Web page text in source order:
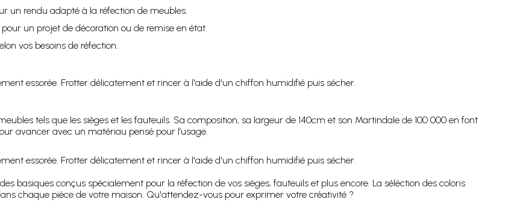
un rendu adapté à la réfection de meubles.
un projet de décoration ou de remise en état.
vos besoins de réfection.
essorée. Frotter délicatement et rincer à l'aide d'un chiffon humidifié puis sécher.
tels que les sièges et les fauteuils. Sa composition, sa largeur de 140cm et son Martindale de 100 000 en font
avancer avec un matériau pensé pour l’usage.
essorée. Frotter délicatement et rincer à l'aide d'un chiffon humidifié puis sécher.
basiques conçus spécialement pour la réfection de vos sièges, fauteuils et plus encore. La séléction des coloris
chaque pièce de votre maison. Qu'attendez-vous pour exprimer votre créativité ?